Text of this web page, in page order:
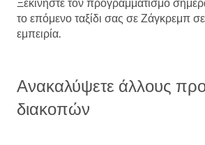
Ξεκινήστε τον προγραμματισμό
το επόμενο ταξίδι σας σε Ζάγκρεμπ
εμπειρία.
Ανακαλύψετε άλλους
διακοπών